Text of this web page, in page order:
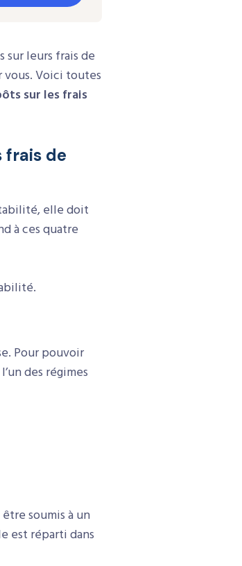
leurs frais de
Voici toutes
sur les frais
frais de
elle doit
à ces quatre
Pour pouvoir
des régimes
soumis à un
est réparti dans